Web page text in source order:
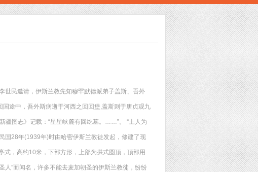
世民邀请，伊斯兰教先知穆罕默德派弟子盖斯、吾外
途中，吾外斯病逝于河西之回回堡,盖斯则于唐贞观九
疆图志》记载：“星星峡麓有回纥墓。……”。 “土人为
国28年(1939年)时由哈密伊斯兰教徒发起，修建了现
，高约10米，下部方形，上部为拱式圆顶，顶部用
人”而闻名，许多不能去麦加朝圣的伊斯兰教徒，纷纷